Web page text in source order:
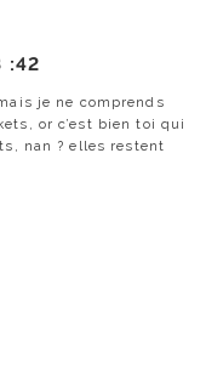
:42
je ne comprends
or c’est bien toi qui
nan ? elles restent